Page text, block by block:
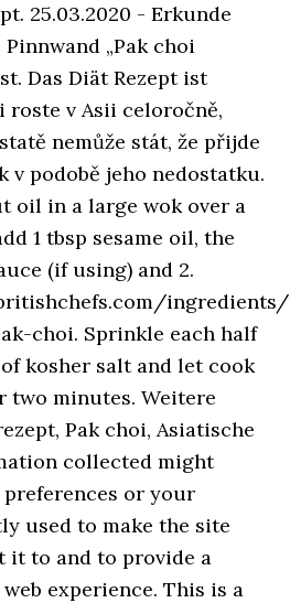
25.03.2020 - Erkunde
„Pak choi
Das Diät Rezept ist
roste v Asii celoročně,
nemůže stát, že přijde
v podobě jeho nedostatku.
oil in a large wok over a
1 tbsp sesame oil, the
(if using) and 2.
choi. Sprinkle each half
kosher salt and let cook
minutes. Weitere
Pak choi, Asiatische
collected might
or your
used to make the site
it to and to provide a
experience. This is a